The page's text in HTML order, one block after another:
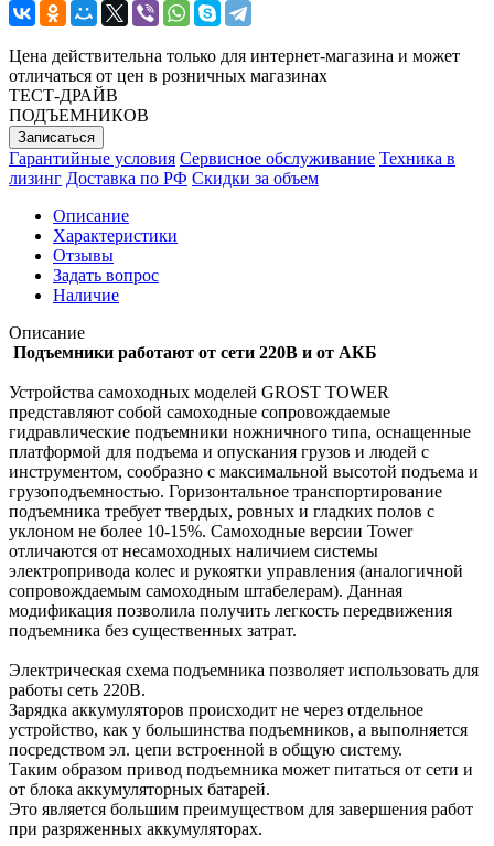
Цена действительна только для интернет-магазина и может
отличаться от цен в розничных магазинах
ТЕСТ-ДРАЙВ
ПОДЪЕМНИКОВ
Записаться
Гарантийные условия Сервисное обслуживание Техника в
лизинг Доставка по РФ Скидки за объем
Описание
Характеристики
Отзывы
Задать вопрос
Наличие
Описание
Подъемники работают от сети 220В и от АКБ
Устройства самоходных моделей GROST TOWER
представляют собой самоходные сопровождаемые
гидравлические подъемники ножничного типа, оснащенные
платформой для подъема и опускания грузов и людей с
инструментом, сообразно с максимальной высотой подъема и
грузоподъемностью. Горизонтальное транспортирование
подъемника требует твердых, ровных и гладких полов с
уклоном не более 10-15%. Самоходные версии Tower
отличаются от несамоходных наличием системы
электропривода колес и рукоятки управления (аналогичной
сопровождаемым самоходным штабелерам). Данная
модификация позволила получить легкость передвижения
подъемника без существенных затрат.
Электрическая схема подъемника позволяет использовать для
работы сеть 220В.
Зарядка аккумуляторов происходит не через отдельное
устройство, как у большинства подъемников, а выполняется
посредством эл. цепи встроенной в общую систему.
Таким образом привод подъемника может питаться от сети и
от блока аккумуляторных батарей.
Это является большим преимуществом для завершения работ
при разряженных аккумуляторах.